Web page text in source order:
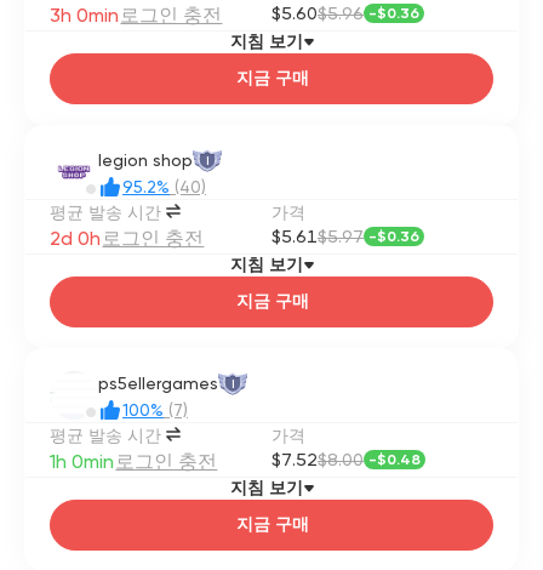
3h 0min로그인 충전
$5.60$5.96 -$0.36
지금 구매
지침 보기
legion shop I
95.2% (40)
평균 발송 시간
2d 0h로그인 충전
가격
$5.61$5.97 -$0.36
지금 구매
지침 보기
ps5ellergames I
100% (7)
평균 발송 시간
1h 0min로그인 충전
가격
$7.52$8.00 -$0.48
지금 구매
지침 보기